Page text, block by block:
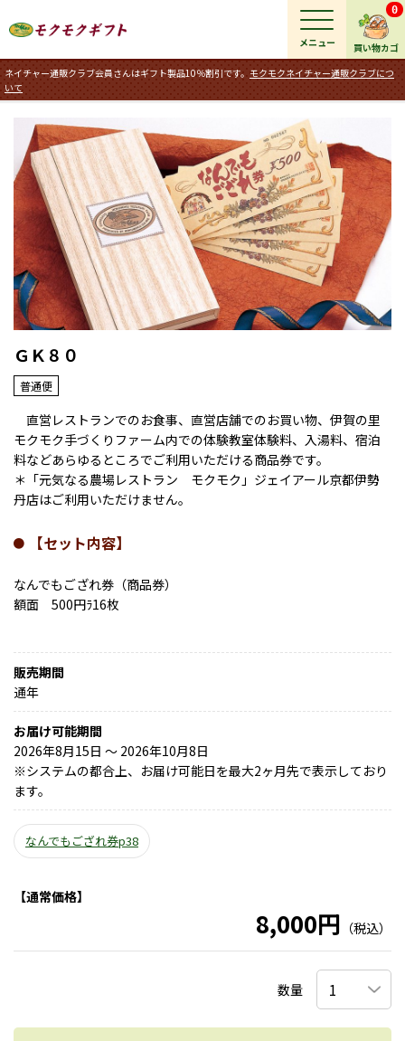
買い物カゴ
0
ネイチャー通販クラブ会員さんはギフト製品10％割引です。 モクモクネイチャー通販クラブにつ
いて
メニュー
ＧＫ８０
普通便
直営レストランでのお食事、直営店舗でのお買い物、伊賀の里
モクモク手づくりファーム内での体験教室体験料、入湯料、宿泊
料などあらゆるところでご利用いただける商品券です。
＊「元気なる農場レストラン モクモク」ジェイアール京都伊勢
丹店はご利用いただけません。
【セット内容】
なんでもござれ券（商品券）
額面 500円ﾗ16枚
販売期間
通年
お届け可能期間
2026年8月15日 ～ 2026年10月8日
※システムの都合上、お届け可能日を最大2ヶ月先で表示しており
ます。
なんでもござれ券p38
【通常価格】
8,000円 （税込）
数量